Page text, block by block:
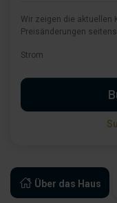
Über das Haus
Wir zeigen die aktuellen
Preisänderungen
Strom